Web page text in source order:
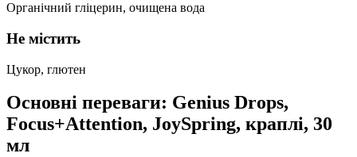
Органічний гліцерин, очищена вода
Не містить
Цукор, глютен
Основні переваги: Genius Drops,
Focus+Attention, JoySpring, краплі, 30
мл